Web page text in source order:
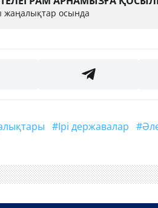
жаңалықтар осында
#ірі державалар